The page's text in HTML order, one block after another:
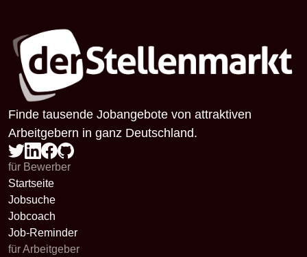
Finde tausende Jobangebote von attraktiven
Arbeitgebern in ganz Deutschland.
für Bewerber
Startseite
Jobsuche
Jobcoach
Job-Reminder
für Arbeitgeber